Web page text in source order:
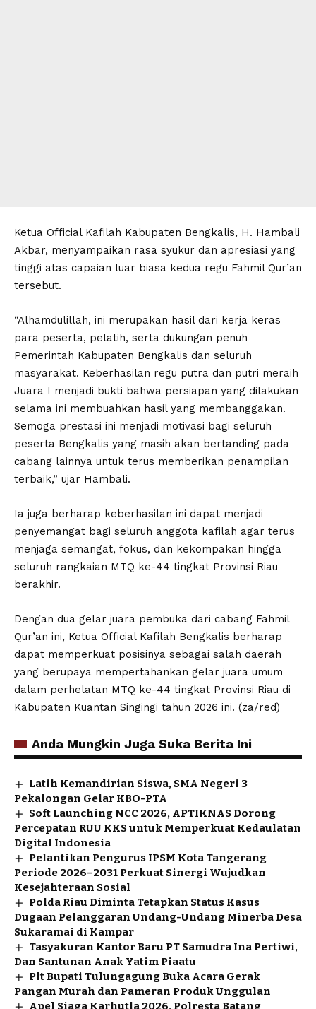
Ketua Official Kafilah Kabupaten Bengkalis, H. Hambali
Akbar, menyampaikan rasa syukur dan apresiasi yang
tinggi atas capaian luar biasa kedua regu Fahmil Qur’an
tersebut.
“Alhamdulillah, ini merupakan hasil dari kerja keras
para peserta, pelatih, serta dukungan penuh
Pemerintah Kabupaten Bengkalis dan seluruh
masyarakat. Keberhasilan regu putra dan putri meraih
Juara I menjadi bukti bahwa persiapan yang dilakukan
selama ini membuahkan hasil yang membanggakan.
Semoga prestasi ini menjadi motivasi bagi seluruh
peserta Bengkalis yang masih akan bertanding pada
cabang lainnya untuk terus memberikan penampilan
terbaik,” ujar Hambali.
Ia juga berharap keberhasilan ini dapat menjadi
penyemangat bagi seluruh anggota kafilah agar terus
menjaga semangat, fokus, dan kekompakan hingga
seluruh rangkaian MTQ ke-44 tingkat Provinsi Riau
berakhir.
Dengan dua gelar juara pembuka dari cabang Fahmil
Qur’an ini, Ketua Official Kafilah Bengkalis berharap
dapat memperkuat posisinya sebagai salah daerah
yang berupaya mempertahankan gelar juara umum
dalam perhelatan MTQ ke-44 tingkat Provinsi Riau di
Kabupaten Kuantan Singingi tahun 2026 ini. (za/red)
Anda Mungkin Juga Suka Berita Ini
Latih Kemandirian Siswa, SMA Negeri 3
Pekalongan Gelar KBO-PTA
Soft Launching NCC 2026, APTIKNAS Dorong
Percepatan RUU KKS untuk Memperkuat Kedaulatan
Digital Indonesia
Pelantikan Pengurus IPSM Kota Tangerang
Periode 2026–2031 Perkuat Sinergi Wujudkan
Kesejahteraan Sosial
Polda Riau Diminta Tetapkan Status Kasus
Dugaan Pelanggaran Undang-Undang Minerba Desa
Sukaramai di Kampar
Tasyakuran Kantor Baru PT Samudra Ina Pertiwi,
Dan Santunan Anak Yatim Piaatu
Plt Bupati Tulungagung Buka Acara Gerak
Pangan Murah dan Pameran Produk Unggulan
Apel Siaga Karhutla 2026, Polresta Batang